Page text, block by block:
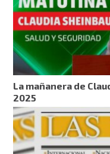
La mañanera de
2025